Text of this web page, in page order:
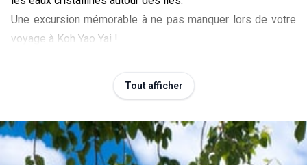
Une excursion mémorable à ne pas manquer lors de votre
voyage à Koh Yao Yai !
est sans doute l’un des meilleurs moyens de découvrir Koh
votre curiosité, pour découvrir une Thaïlande rurale et
authentique. Prenez le temps de vous perdre sur les
Tout afficher